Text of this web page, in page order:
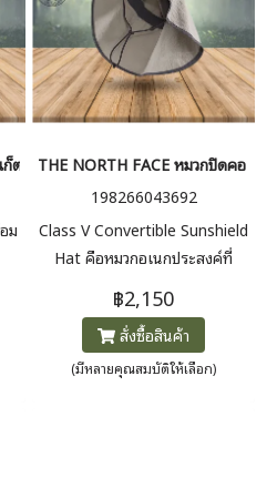
ต HORIZON BUCKET
ม
THE NORTH FACE หมวกปิดคอ
198266043692
Class V Convertible Sunshield
Hat คือหมวกอเนกประสงค์ที่
หลาย ด้วยฟังก์ชัน 3-in-1 สามารถ
ปรับรูปแบบได้ตามสถานการณ์ จะ
ใส่แบบคลุมเต็ม (Sunshield),
฿2,150
สั่งซื้อสินค้า
(มีหลายคุณสมบัติให้เลือก)